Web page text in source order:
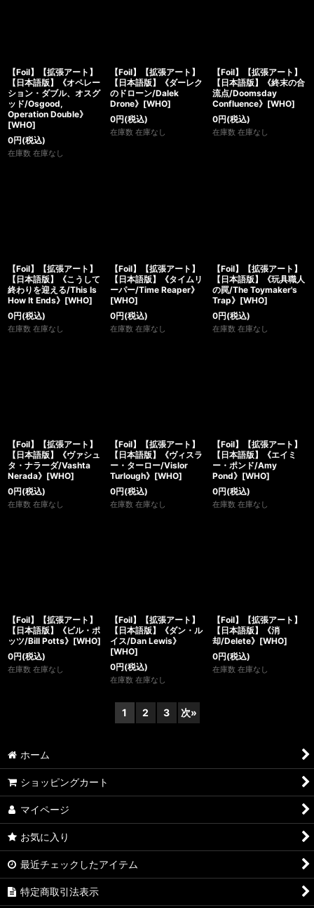
【Foil】【拡張アート】
【日本語版】《オペレー
ション・ダブル、オスグ
ッド/Osgood,
Operation Double》
[WHO]
0円(税込)
在庫数 在庫なし
【Foil】【拡張アート】
【日本語版】《ダーレク
のドローン/Dalek
Drone》[WHO]
0円(税込)
在庫数 在庫なし
【Foil】【拡張アート】
【日本語版】《終末の合
流点/Doomsday
Confluence》[WHO]
0円(税込)
在庫数 在庫なし
【Foil】【拡張アート】
【日本語版】《こうして
終わりを迎える/This Is
How It Ends》[WHO]
0円(税込)
在庫数 在庫なし
【Foil】【拡張アート】
【日本語版】《タイムリ
ーパー/Time Reaper》
[WHO]
0円(税込)
在庫数 在庫なし
【Foil】【拡張アート】
【日本語版】《玩具職人
の罠/The Toymaker's
Trap》[WHO]
0円(税込)
在庫数 在庫なし
【Foil】【拡張アート】
【日本語版】《ヴァシュ
タ・ナラーダ/Vashta
Nerada》[WHO]
0円(税込)
在庫数 在庫なし
【Foil】【拡張アート】
【日本語版】《ヴィスラ
ー・ターロー/Vislor
Turlough》[WHO]
0円(税込)
在庫数 在庫なし
【Foil】【拡張アート】
【日本語版】《エイミ
ー・ポンド/Amy
Pond》[WHO]
0円(税込)
在庫数 在庫なし
【Foil】【拡張アート】
【日本語版】《ビル・ポ
ッツ/Bill Potts》[WHO]
0円(税込)
在庫数 在庫なし
【Foil】【拡張アート】
【日本語版】《ダン・ル
イス/Dan Lewis》
[WHO]
0円(税込)
在庫数 在庫なし
【Foil】【拡張アート】
【日本語版】《消
却/Delete》[WHO]
0円(税込)
在庫数 在庫なし
1 2 3 次»
ホーム
ショッピングカート
マイページ
お気に入り
最近チェックしたアイテム
特定商取引法表示